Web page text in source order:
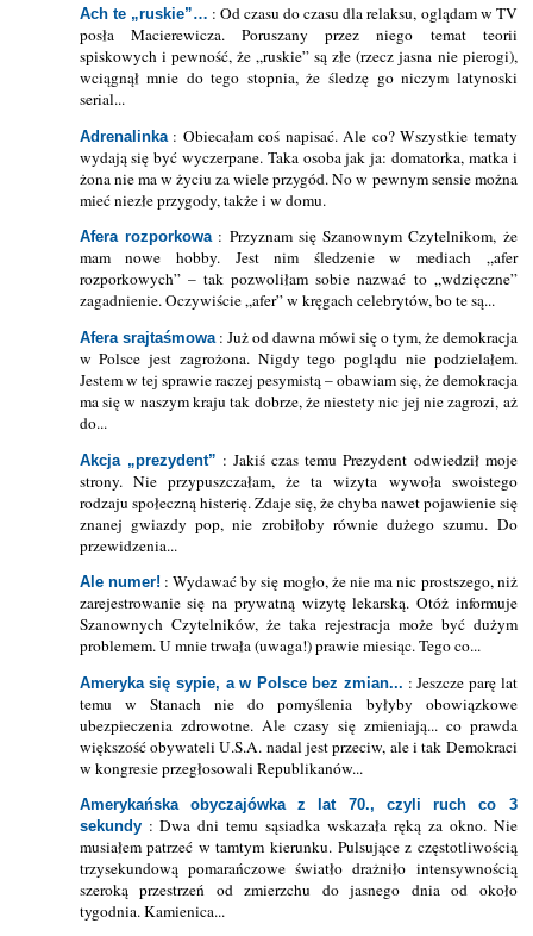
Ach te „ruskie”… : Od czasu do czasu dla relaksu, oglądam w TV
posła Macierewicza. Poruszany przez niego temat teorii
spiskowych i pewność, że „ruskie” są złe (rzecz jasna nie pierogi),
wciągnął mnie do tego stopnia, że śledzę go niczym latynoski
serial...
Adrenalinka: Obiecałam coś napisać. Ale co? Wszystkie tematy
wydają się być wyczerpane. Taka osoba jak ja: domatorka, matka i
żona nie ma w życiu za wiele przygód. No w pewnym sensie można
mieć niezłe przygody, także i w domu.
Afera rozporkowa: Przyznam się Szanownym Czytelnikom, że
mam nowe hobby. Jest nim śledzenie w mediach „afer
rozporkowych” – tak pozwoliłam sobie nazwać to „wdzięczne”
zagadnienie. Oczywiście „afer” w kręgach celebrytów, bo te są...
Afera srajtaśmowa: Już od dawna mówi się o tym, że demokracja
w Polsce jest zagrożona. Nigdy tego poglądu nie podzielałem.
Jestem w tej sprawie raczej pesymistą – obawiam się, że demokracja
ma się w naszym kraju tak dobrze, że niestety nic jej nie zagrozi, aż
do...
Akcja „prezydent” : Jakiś czas temu Prezydent odwiedził moje
strony. Nie przypuszczałam, że ta wizyta wywoła swoistego
rodzaju społeczną histerię. Zdaje się, że chyba nawet pojawienie się
znanej gwiazdy pop, nie zrobiłoby równie dużego szumu. Do
przewidzenia...
Ale numer! : Wydawać by się mogło, że nie ma nic prostszego, niż
zarejestrowanie się na prywatną wizytę lekarską. Otóż informuje
Szanownych Czytelników, że taka rejestracja może być dużym
problemem. U mnie trwała (uwaga!) prawie miesiąc. Tego co...
Ameryka się sypie, a w Polsce bez zmian... : Jeszcze parę lat
temu w Stanach nie do pomyślenia byłyby obowiązkowe
ubezpieczenia zdrowotne. Ale czasy się zmieniają... co prawda
większość obywateli U.S.A. nadal jest przeciw, ale i tak Demokraci
w kongresie przegłosowali Republikanów...
Amerykańska obyczajówka z lat 70., czyli ruch co 3
sekundy: Dwa dni temu sąsiadka wskazała ręką za okno. Nie
musiałem patrzeć w tamtym kierunku. Pulsujące z częstotliwością
trzysekundową pomarańczowe światło drażniło intensywnością
szeroką przestrzeń od zmierzchu do jasnego dnia od około
tygodnia. Kamienica...